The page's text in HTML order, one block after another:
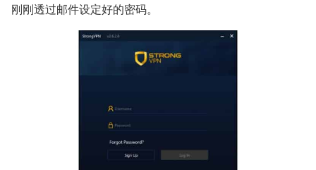
刚刚透过邮件设定好的密码。